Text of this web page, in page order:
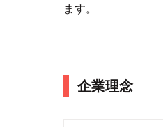
ます。
企業理念